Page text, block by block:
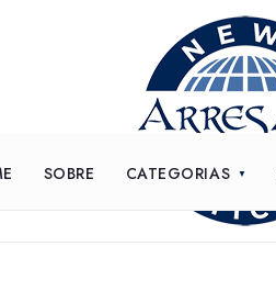
SOBRE CATEGORIAS